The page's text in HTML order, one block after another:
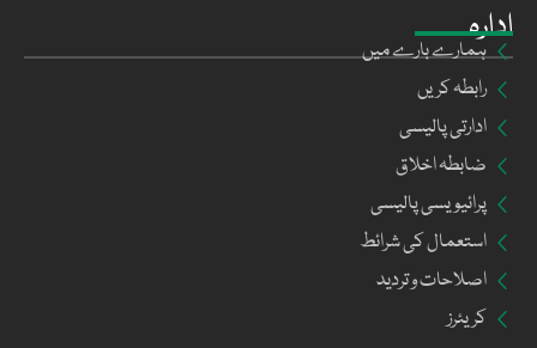
ادارہ
ہمارے بارے میں
رابطہ کریں
ادارتی پالیسی
ضابطہ اخلاق
پرائیویسی پالیسی
استعمال کی شرائط
اصلاحات و تردید
کریئرز